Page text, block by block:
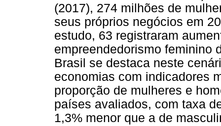
(2017), 274 milhões de
seus próprios negócios em
estudo, 63 registraram
empreendedorismo feminino
Brasil se destaca neste
economias com indicadores
proporção de mulheres e
países avaliados, com taxa
1,3% menor que a de